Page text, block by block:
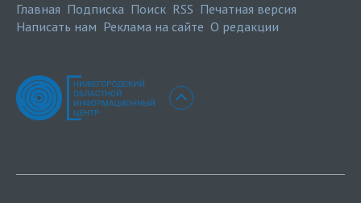
Главная Подписка Поиск RSS Печатная версия
Написать нам Реклама на сайте О редакции